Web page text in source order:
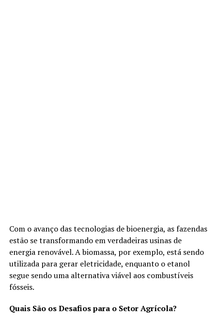
Com o avanço das tecnologias de bioenergia, as fazendas
estão se transformando em verdadeiras usinas de
energia renovável. A biomassa, por exemplo, está sendo
utilizada para gerar eletricidade, enquanto o etanol
segue sendo uma alternativa viável aos combustíveis
fósseis.
Quais São os Desafios para o Setor Agrícola?